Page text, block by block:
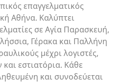
επαγγελματικός
Αθήνα. Καλύπτει
σε Αγία Παρασκευή,
Γέρακα και Παλλήνη
μέχρι λογιστές,
εστιατόρια. Κάθε
και συνοδεύεται